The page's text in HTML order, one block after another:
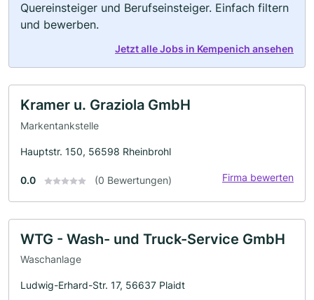
Quereinsteiger und Berufseinsteiger. Einfach filtern
und bewerben.
Jetzt alle Jobs in Kempenich ansehen
Kramer u. Graziola GmbH
Markentankstelle
Hauptstr. 150, 56598 Rheinbrohl
0.0 (0 Bewertungen) Firma bewerten
WTG - Wash- und Truck-Service GmbH
Waschanlage
Ludwig-Erhard-Str. 17, 56637 Plaidt